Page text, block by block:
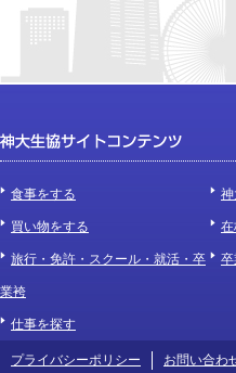
食事をする
買い物をする
旅行・免許・スクール・就活・卒
業袴
仕事を探す
神
プライバシーポリシー お問い合わ